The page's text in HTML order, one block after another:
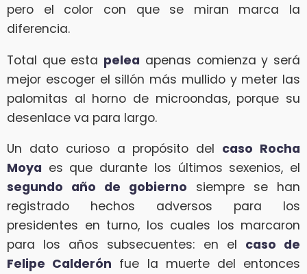
pero el color con que se miran marca la
diferencia.
Total que esta pelea apenas comienza y será
mejor escoger el sillón más mullido y meter las
palomitas al horno de microondas, porque su
desenlace va para largo.
Un dato curioso a propósito del caso Rocha
Moya es que durante los últimos sexenios, el
segundo año de gobierno siempre se han
registrado hechos adversos para los
presidentes en turno, los cuales los marcaron
para los años subsecuentes: en el caso de
Felipe Calderón fue la muerte del entonces